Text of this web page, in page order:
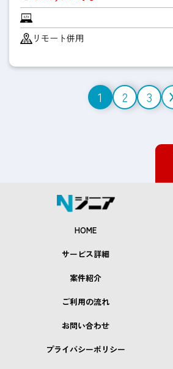
リモート併用
1 2 3
HOME
サービス詳細
案件紹介
ご利用の流れ
お問い合わせ
プライバシーポリシー